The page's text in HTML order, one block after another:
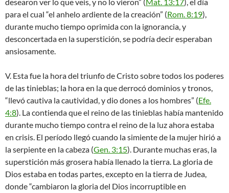
desearon ver lo que veis, y no lo vieron” (Mat. 13:17), el día
para el cual “el anhelo ardiente de la creación” (Rom. 8:19),
durante mucho tiempo oprimida con la ignorancia, y
desconcertada en la superstición, se podría decir esperaban
ansiosamente.
V. Esta fue la hora del triunfo de Cristo sobre todos los poderes
de las tinieblas; la hora en la que derrocó dominios y tronos,
“llevó cautiva la cautividad, y dio dones a los hombres” (Efe.
4:8). La contienda que el reino de las tinieblas había mantenido
durante mucho tiempo contra el reino de la luz ahora estaba
en crisis. El período llegó cuando la simiente de la mujer hirió a
la serpiente en la cabeza (Gen. 3:15). Durante muchas eras, la
superstición más grosera había llenado la tierra. La gloria de
Dios estaba en todas partes, excepto en la tierra de Judea,
donde “cambiaron la gloria del Dios incorruptible en